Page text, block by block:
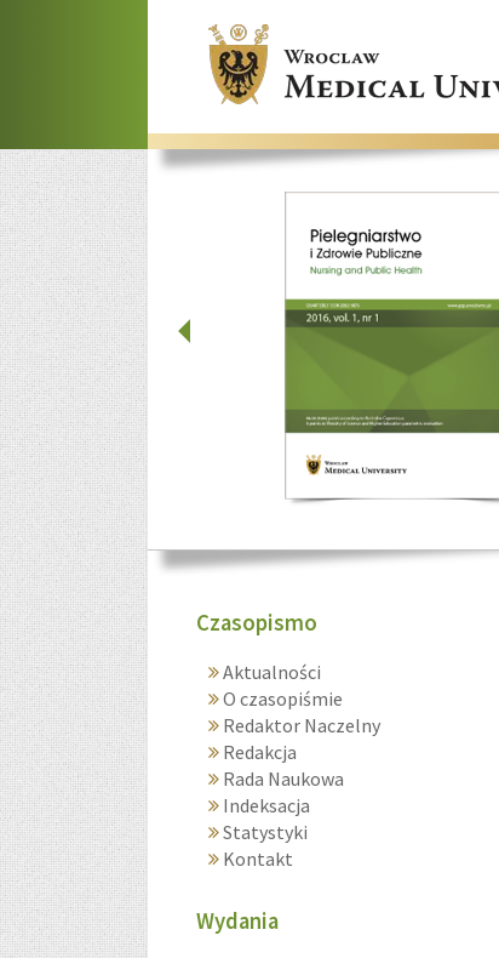
Czasopismo
Aktualności
O czasopiśmie
Redaktor Naczelny
Redakcja
Rada Naukowa
Indeksacja
Statystyki
Kontakt
Wydania